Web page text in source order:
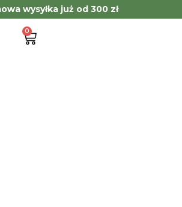
wysyłka już od 300 zł
0